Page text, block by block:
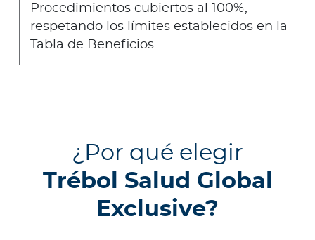
Procedimientos cubiertos al 100%,
respetando los límites establecidos en la
Tabla de Beneficios.
¿Por qué elegir
Trébol Salud Global
Exclusive?